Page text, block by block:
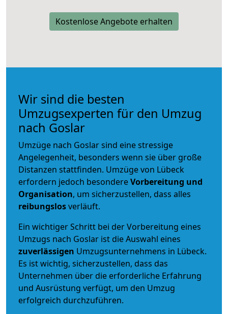
Kostenlose Angebote erhalten
Wir sind die besten
Umzugsexperten für den Umzug
nach Goslar
Umzüge nach Goslar sind eine stressige
Angelegenheit, besonders wenn sie über große
Distanzen stattfinden. Umzüge von Lübeck
erfordern jedoch besondereVorbereitung und
Organisation, um sicherzustellen, dass alles
reibungslosverläuft.
Ein wichtiger Schritt bei der Vorbereitung eines
Umzugs nach Goslar ist die Auswahl eines
zuverlässigen Umzugsunternehmens in Lübeck.
Es ist wichtig, sicherzustellen, dass das
Unternehmen über die erforderliche Erfahrung
und Ausrüstung verfügt, um den Umzug
erfolgreich durchzuführen.